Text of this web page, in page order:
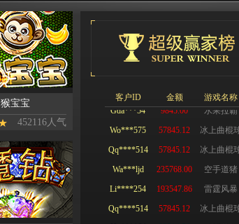
客户ID 金额 游戏名称
Lhs****668
143258.00
银行抢匪
Hyl****541
83514.25
跳高高
Kg****124
8625.85
篮球巨星
Wo***575
57845.12
冰上曲棍球
Qq****514
57845.12
冰上曲棍球
Wa***ljd
235768.00
空手道猪
Li****254
193547.86
雷霆风暴
Qq****514
57845.12
冰上曲棍球
Hg****64
23514.56
发财神
T94***41
65214.96
飞天
猴宝宝
452116人气